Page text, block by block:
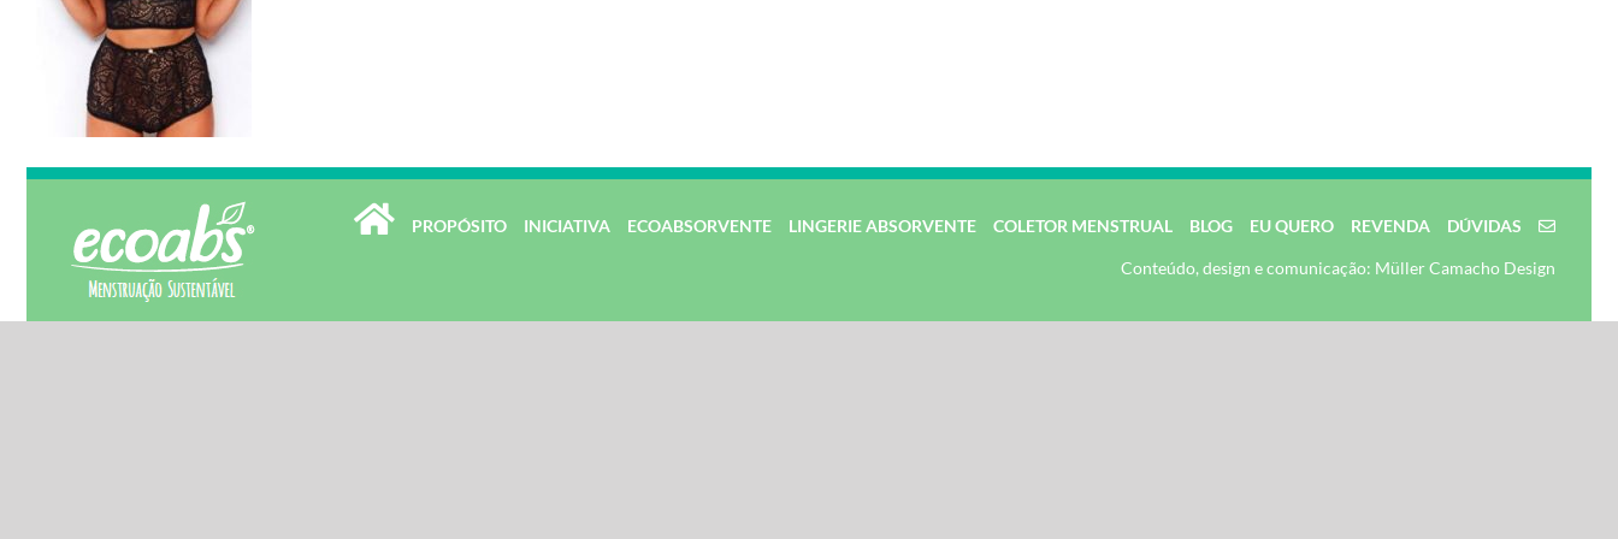
PROPÓSITO INICIATIVA ECOABSORVENTE LINGERIE ABSORVENTE COLETOR MENSTRUAL BLOG EU QUERO REVENDA DÚVIDAS
Conteúdo, design e comunicação: Müller Camacho Design